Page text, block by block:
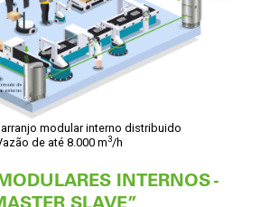
modular interno distribuido
de até 8.000 m3/h
INTERNOS -
SLAVE”